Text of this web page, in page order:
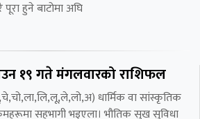
पूरा हुने बाटोमा अघि
१९ गते मंगलवारको राशिफल
धार्मिक वा सांस्कृतिक
सहभागी भइएला। भौतिक सुख सुविधा